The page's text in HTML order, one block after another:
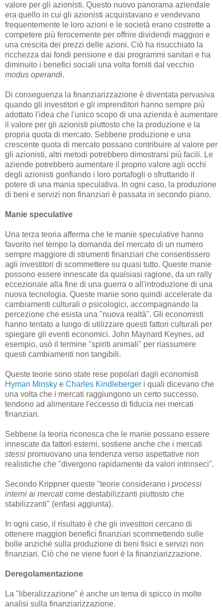
valore per gli azionisti. Questo nuovo panorama aziendale
era quello in cui gli azionisti acquistavano e vendevano
frequentemente le loro azioni e le società erano costrette a
competere più ferocemente per offrire dividendi maggiori e
una crescita dei prezzi delle azioni. Ciò ha risucchiato la
ricchezza dai fondi pensione e dai programmi sanitari e ha
diminuito i benefici sociali una volta forniti dal vecchio
modus operandi.
Di conseguenza la finanziarizzazione è diventata pervasiva
quando gli investitori e gli imprenditori hanno sempre più
adottato l'idea che l'unico scopo di una azienda è aumentare
il valore per gli azionisti piuttosto che la produzione e la
propria quota di mercato. Sebbene produzione e una
crescente quota di mercato possano contribuire al valore per
gli azionisti, altri metodi potrebbero dimostrarsi più facili. Le
aziende potrebbero aumentare il proprio valore agli occhi
degli azionisti gonfiando i loro portafogli o sfruttando il
potere di una mania speculativa. In ogni caso, la produzione
di beni e servizi non finanziari è passata in secondo piano.
Manie speculative
Una terza teoria afferma che le manie speculative hanno
favorito nel tempo la domanda del mercato di un numero
sempre maggiore di strumenti finanziari che consentissero
agli investitori di scommettere su quasi tutto. Queste manie
possono essere innescate da qualsiasi ragione, da un rally
eccezionale alla fine di una guerra o all'introduzione di una
nuova tecnologia. Queste manie sono quindi accelerate da
cambiamenti culturali o psicologici, accompagnando la
percezione che esista una "nuova realtà". Gli economisti
hanno tentato a lungo di utilizzare questi fattori culturali per
spiegare gli eventi economici. John Maynard Keynes, ad
esempio, usò il termine "spiriti animali" per riassumere
questi cambiamenti non tangibili.
Queste teorie sono state rese popolari dagli economisti
Hyman Minsky e Charles Kindleberger i quali dicevano che
una volta che i mercati raggiungono un certo successo,
tendono ad alimentare l'eccesso di fiducia nei mercati
finanziari.
Sebbene la teoria riconosca che le manie possano essere
innescate da fattori esterni, sostiene anche che i mercati
stessi promuovano una tendenza verso aspettative non
realistiche che "divergono rapidamente da valori intrinseci".
Secondo Krippner queste "teorie considerano i processi
interni ai mercati come destabilizzanti piuttosto che
stabilizzanti" (enfasi aggiunta).
In ogni caso, il risultato è che gli investitori cercano di
ottenere maggiori benefici finanziari scommettendo sulle
bolle anziché sulla produzione di beni fisici e servizi non
finanziari. Ciò che ne viene fuori è la finanziarizzazione.
Deregolamentazione
La "liberalizzazione" è anche un tema di spicco in molte
analisi sulla finanziarizzazione.